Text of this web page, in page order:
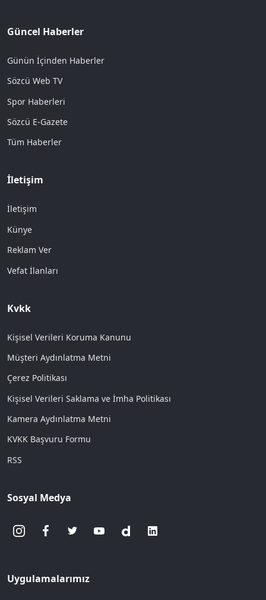
Güncel Haberler
Günün İçinden Haberler
Sözcü Web TV
Spor Haberleri
Sözcü E-Gazete
Tüm Haberler
İletişim
İletişim
Künye
Reklam Ver
Vefat İlanları
Kvkk
Kişisel Verileri Koruma Kanunu
Müşteri Aydınlatma Metni
Çerez Politikası
Kişisel Verileri Saklama ve İmha Politikası
Kamera Aydınlatma Metni
KVKK Başvuru Formu
RSS
Sosyal Medya
Uygulamalarımız